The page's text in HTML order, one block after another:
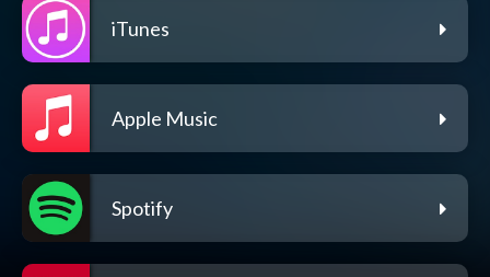
iTunes
Apple Music
Spotify